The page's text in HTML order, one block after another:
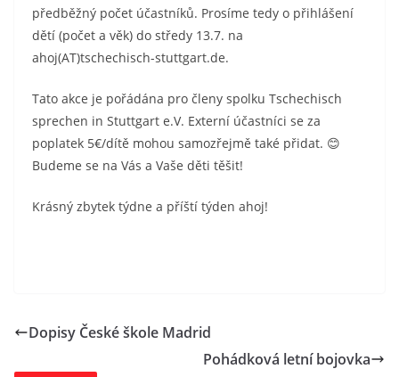
předběžný počet účastníků. Prosíme tedy o přihlášení
dětí (počet a věk) do středy 13.7. na
ahoj(AT)tschechisch-stuttgart.de.
Tato akce je pořádána pro členy spolku Tschechisch
sprechen in Stuttgart e.V. Externí účastníci se za
poplatek 5€/dítě mohou samozřejmě také přidat. 😊
Budeme se na Vás a Vaše děti těšit!
Krásný zbytek týdne a příští týden ahoj!
Dopisy České škole Madrid
Pohádková letní bojovka